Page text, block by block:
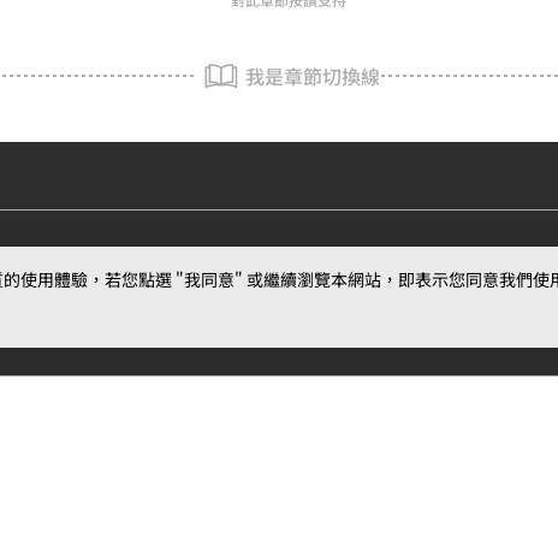
我是章節切換線
使用體驗，若您點選 "我同意" 或繼續瀏覽本網站，即表示您同意我們使